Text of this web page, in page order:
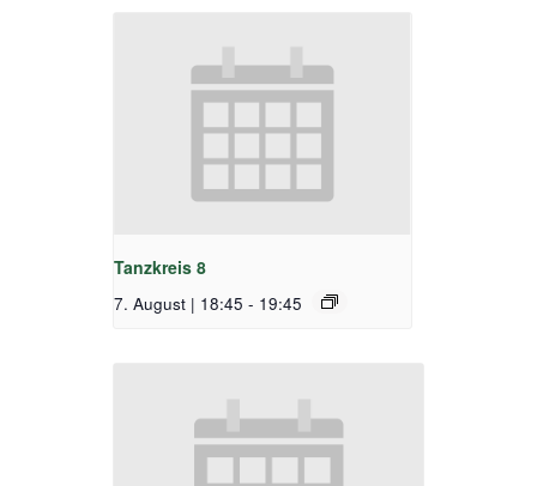
Tanzkreis 8
7. August | 18:45 - 19:45